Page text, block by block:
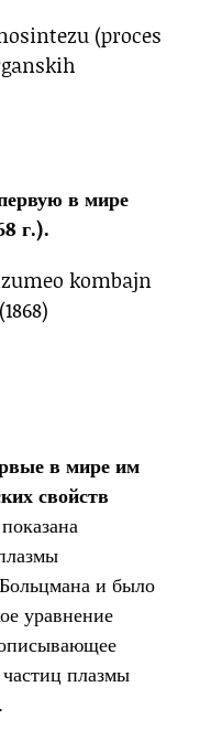
(proces
в мире
г.).
kombajn
в мире им
свойств
и было
уравнение
плазмы